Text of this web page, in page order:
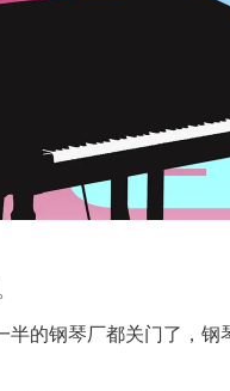
。
半的钢琴厂都关门了，钢